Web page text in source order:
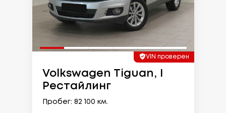
VIN проверен
Volkswagen Tiguan, I
Рестайлинг
Пробег: 82 100 км.